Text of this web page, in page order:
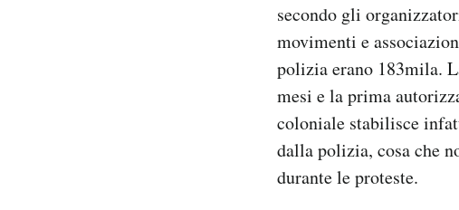
secondo gli
movimenti e
polizia erano 183mila.
mesi e la prima
coloniale stabilisce
dalla polizia, cosa che
durante le proteste.